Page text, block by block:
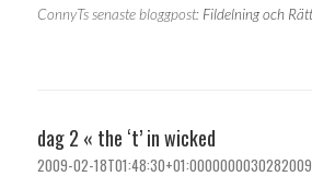
ConnyTs senaste bloggpost: Fildelning och
dag 2 « the ‘t’ in wicked
2009-02-